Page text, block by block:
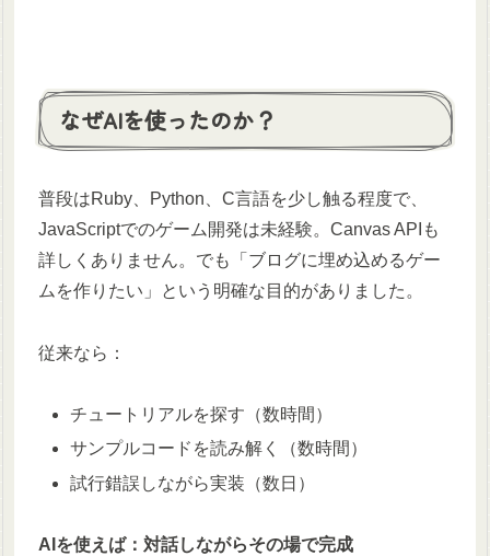
なぜAIを使ったのか？
普段はRuby、Python、C言語を少し触る程度で、
JavaScriptでのゲーム開発は未経験。Canvas APIも
詳しくありません。でも「ブログに埋め込めるゲー
ムを作りたい」という明確な目的がありました。
従来なら：
チュートリアルを探す（数時間）
サンプルコードを読み解く（数時間）
試行錯誤しながら実装（数日）
AIを使えば：対話しながらその場で完成